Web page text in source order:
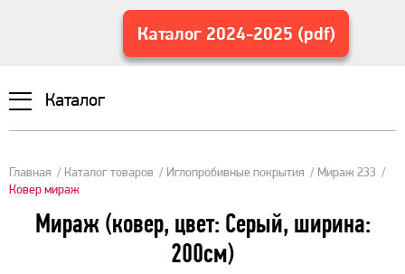
Каталог 2024-2025 (pdf)
Каталог
Главная Каталог товаров Иглопробивные покрытия
Мираж 233
Ковер мираж
Мираж (ковер, цвет: Серый, ширина:
200см)